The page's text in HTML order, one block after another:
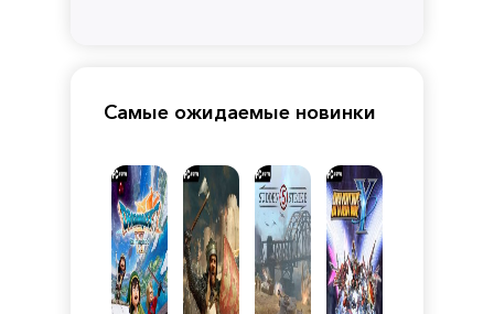
Самые ожидаемые новинки